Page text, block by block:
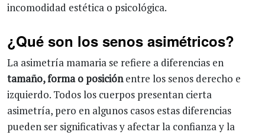
incomodidad estética o psicológica.
¿Qué son los senos asimétricos?
La asimetría mamaria se refiere a diferencias en
tamaño, forma o posiciónentre los senos derecho e
izquierdo. Todos los cuerpos presentan cierta
asimetría, pero en algunos casos estas diferencias
pueden ser significativas y afectar la confianza y la